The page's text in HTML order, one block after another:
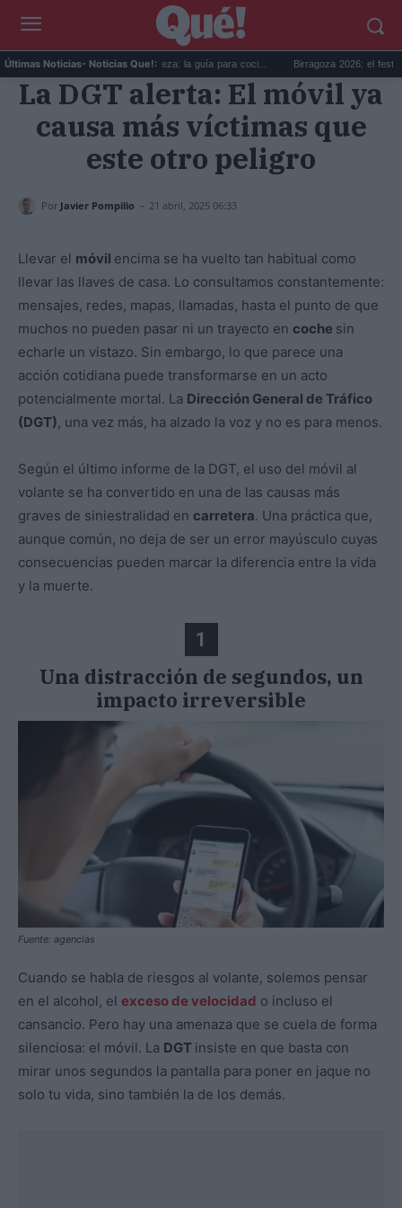
Últimas Noticias- Noticias Que!:
Día Internacional de la Cerveza: la guía para coci... Birragoza 2026: el festival de
La DGT alerta: El móvil ya
causa más víctimas que
este otro peligro
Por Javier Pompilio - 21 abril, 2025 06:33
Llevar el móvil encima se ha vuelto tan habitual como
llevar las llaves de casa. Lo consultamos constantemente:
mensajes, redes, mapas, llamadas, hasta el punto de que
muchos no pueden pasar ni un trayecto en coche sin
echarle un vistazo. Sin embargo, lo que parece una
acción cotidiana puede transformarse en un acto
potencialmente mortal. La Dirección General de Tráfico
(DGT), una vez más, ha alzado la voz y no es para menos.
Según el último informe de la DGT, el uso del móvil al
volante se ha convertido en una de las causas más
graves de siniestralidad en carretera. Una práctica que,
aunque común, no deja de ser un error mayúsculo cuyas
consecuencias pueden marcar la diferencia entre la vida
y la muerte.
1
Una distracción de segundos, un
impacto irreversible
Fuente: agencias
Cuando se habla de riesgos al volante, solemos pensar
en el alcohol, el exceso de velocidad o incluso el
cansancio. Pero hay una amenaza que se cuela de forma
silenciosa: el móvil. La DGT insiste en que basta con
mirar unos segundos la pantalla para poner en jaque no
solo tu vida, sino también la de los demás.